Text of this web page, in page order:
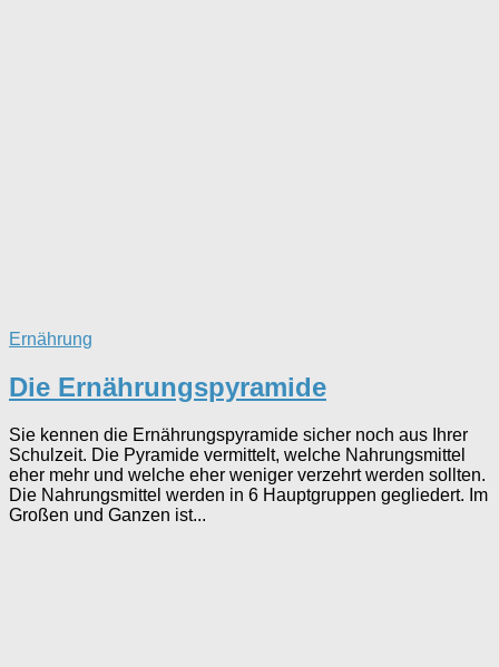
Ernährung
Die Ernährungspyramide
Sie kennen die Ernährungspyramide sicher noch aus Ihrer
Schulzeit. Die Pyramide vermittelt, welche Nahrungsmittel
eher mehr und welche eher weniger verzehrt werden sollten.
Die Nahrungsmittel werden in 6 Hauptgruppen gegliedert. Im
Großen und Ganzen ist...